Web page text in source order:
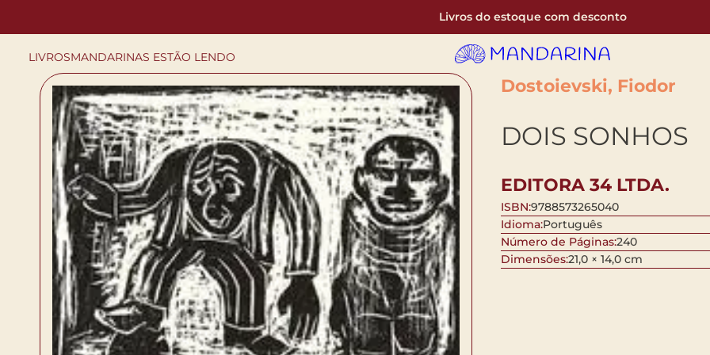
Livros do estoque com desconto
LIVROSMANDARINAS ESTÃO LENDO
Dostoievski, Fiodor
DOIS SONHOS
EDITORA 34 LTDA.
ISBN:9788573265040
Idioma:Português
Número de Páginas:240
Dimensões:21,0 × 14,0 cm